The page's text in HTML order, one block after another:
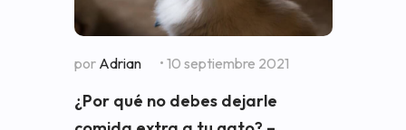
por Adrian • 10 septiembre 2021
¿Por qué no debes dejarle